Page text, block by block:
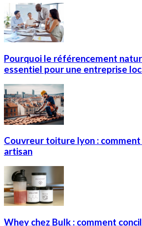
Pourquoi le référencement
essentiel pour une entreprise
Couvreur toiture lyon : comment
artisan
Whey chez Bulk : comment